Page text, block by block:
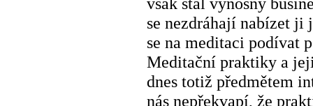
se nezdráhají nabízet
se na meditaci podívat
Meditační praktiky a
dnes totiž předmětem
nás nepřekvapí, že